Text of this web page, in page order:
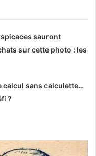
sauront
sur cette photo : les
calcul sans calculette…
?